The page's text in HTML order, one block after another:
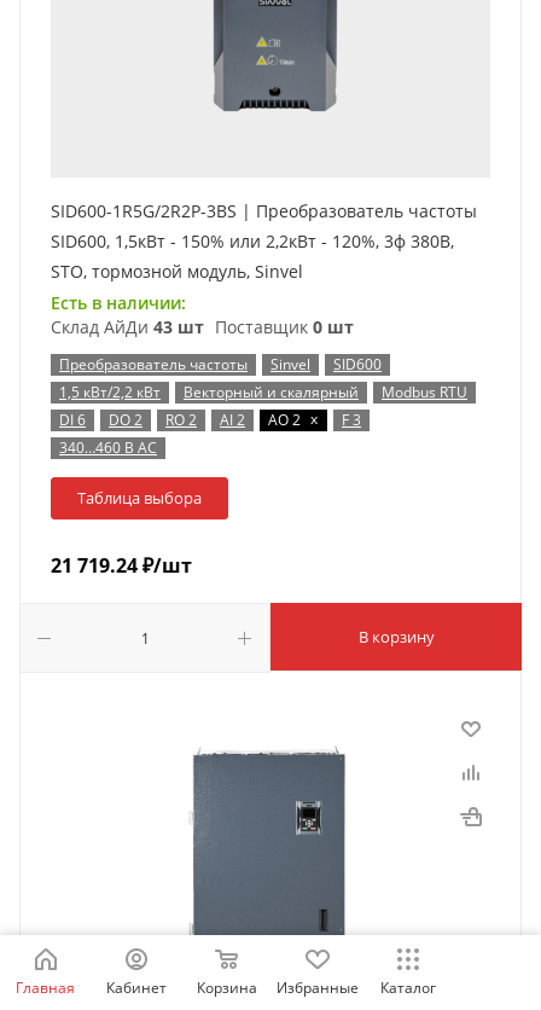
SID600-1R5G/2R2P-3BS | Преобразователь частоты
SID600, 1,5кВт - 150% или 2,2кВт - 120%, 3ф 380В,
STO, тормозной модуль, Sinvel
Есть в наличии:
Склад АйДи 43 шт Поставщик 0 шт
Преобразователь частоты Sinvel
SID600
1,5 кВт/2,2 кВт
Векторный и скалярный
Modbus RTU
DI 6
DO 2 RO 2 AI 2 AO 2 x
F 3
340…460 В AC
Таблица выбора
21 719.24₽/шт
В корзину
Главная Кабинет Корзина Избранные Каталог